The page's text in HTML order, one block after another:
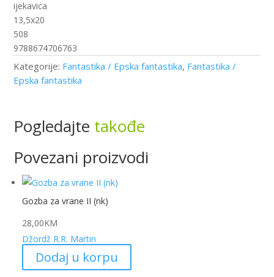
količina
ijekavica
13,5x20
508
9788674706763
Kategorije: Fantastika / Epska fantastika, Fantastika /
Epska fantastika
Pogledajte takođe
Povezani proizvodi
Gozba za vrane II (nk)
28,00KM
Džordž R.R. Martin
Dodaj u korpu